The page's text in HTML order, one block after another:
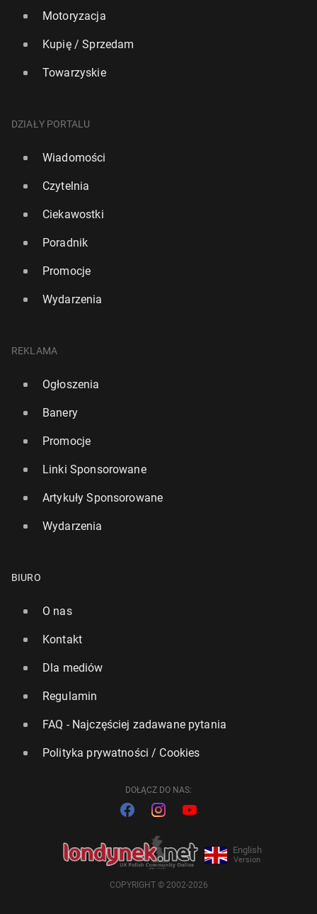
Motoryzacja
Kupię / Sprzedam
Towarzyskie
DZIAŁY PORTALU
Wiadomości
Czytelnia
Ciekawostki
Poradnik
Promocje
Wydarzenia
REKLAMA
Ogłoszenia
Banery
Promocje
Linki Sponsorowane
Artykuły Sponsorowane
Wydarzenia
BIURO
O nas
Kontakt
Dla mediów
Regulamin
FAQ - Najczęściej zadawane pytania
Polityka prywatności / Cookies
DOŁĄCZ DO NAS:
English
Version
COPYRIGHT © 2002-2026